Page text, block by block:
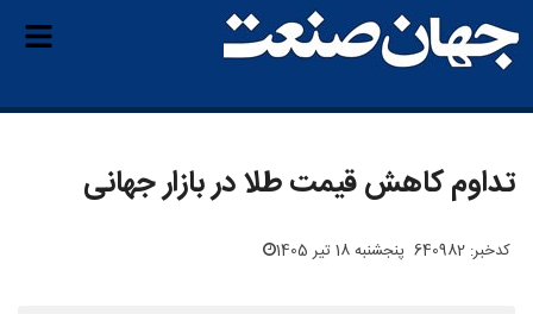
تداوم کاهش قیمت طلا در بازار جهانی
کدخبر: 640982 پنجشنبه 18 تیر 1405